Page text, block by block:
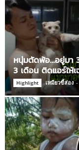
หนุ่มตัดพ้อ…อยู่มา
3 เดือน ติดแอร์ให้
Highlight เหมียวขี้ส่อง -